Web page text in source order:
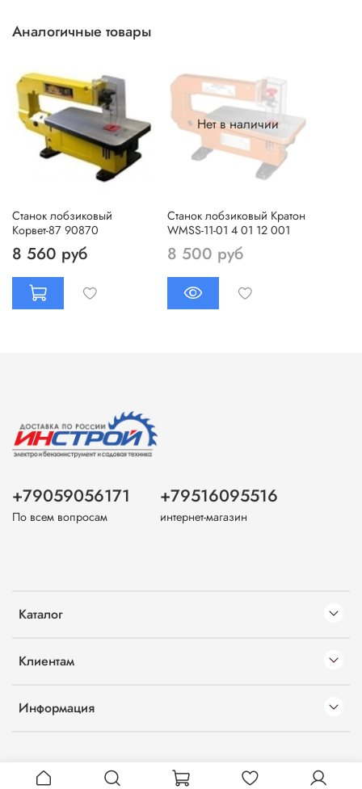
Аналогичные товары
Станок лобзиковый
Корвет-87 90870
8 560 руб
Нет в наличии
Станок лобзиковый Кратон
WMSS-11-01 4 01 12 001
8 500 руб
Каталог
Клиентам
Информация
+79059056171
По всем вопросам
+79516095516
интернет-магазин